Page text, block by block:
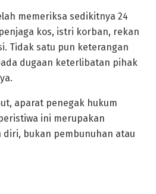
memeriksa sedikitnya 24
kos, istri korban, rekan
Tidak satu pun keterangan
dugaan keterlibatan pihak
aparat penegak hukum
ini merupakan
bukan pembunuhan atau